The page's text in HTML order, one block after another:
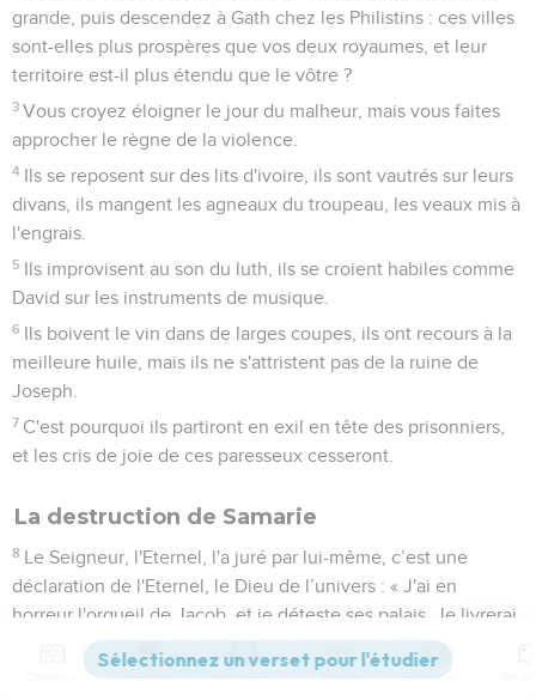
grande, puis descendez à Gath chez les Philistins : ces villes
sont-elles plus prospères que vos deux royaumes, et leur
territoire est-il plus étendu que le vôtre ?
3 Vous croyez éloigner le jour du malheur, mais vous faites
approcher le règne de la violence.
4 Ils se reposent sur des lits d'ivoire, ils sont vautrés sur leurs
divans, ils mangent les agneaux du troupeau, les veaux mis à
l'engrais.
5 Ils improvisent au son du luth, ils se croient habiles comme
David sur les instruments de musique.
6 Ils boivent le vin dans de larges coupes, ils ont recours à la
meilleure huile, mais ils ne s'attristent pas de la ruine de
Joseph.
7 C'est pourquoi ils partiront en exil en tête des prisonniers,
et les cris de joie de ces paresseux cesseront.
La destruction de Samarie
8 Le Seigneur, l'Eternel, l'a juré par lui-même, c’est une
déclaration de l'Eternel, le Dieu de l’univers : « J'ai en
horreur l'orgueil de Jacob, et je déteste ses palais. Je livrerai
la ville et tout ce qu'elle contient. »
S'il reste dix hommes dans une maison, ils mourront.
Versions Commentaires Strong